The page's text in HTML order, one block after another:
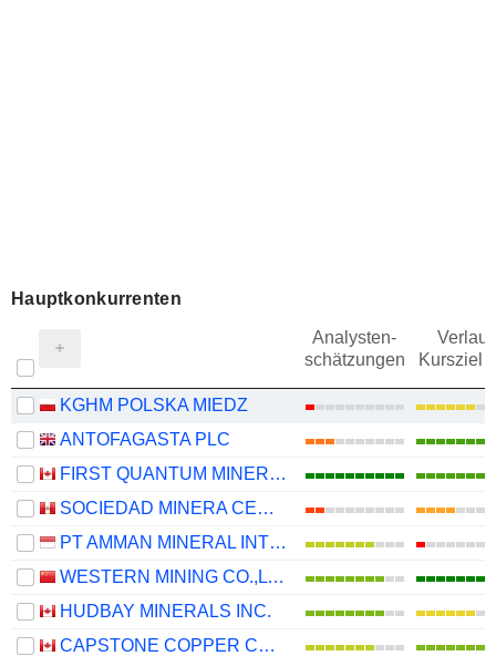
Hauptkonkurrenten
Analysten-
schätzungen
Verlauf
Kursziel
KGHM POLSKA MIEDZ
ANTOFAGASTA PLC
FIRST QUANTUM MINERALS LTD.
SOCIEDAD MINERA CERRO VERDE S.A.A.
PT AMMAN MINERAL INTERNASIONAL TBK
WESTERN MINING CO.,LTD.
HUDBAY MINERALS INC.
CAPSTONE COPPER CORP.